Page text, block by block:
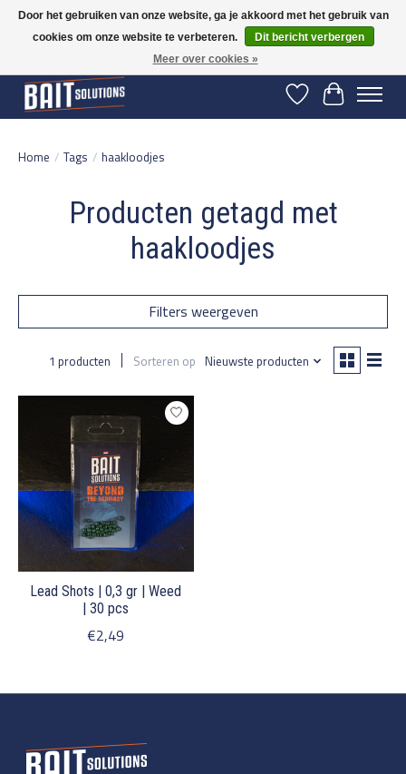
Gratis verzending vanaf 50 euro binnen NL | Op voorraad binnen 2-5 werkdagen
verzonden | België vanaf 70 euro gratis verzonden
Verlanglijst
Home / Tags / haakloodjes
Producten getagd met
haakloodjes
Filters weergeven
1 producten Sorteren op Nieuwste producten
Lead Shots | 0,3 gr | Weed
| 30 pcs
€2,49
Door het gebruiken van onze website, ga je akkoord met het gebruik van
cookies om onze website te verbeteren.
Dit bericht verbergen
Meer over cookies »